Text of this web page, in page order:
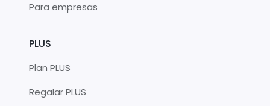
Para empresas
PLUS
Plan PLUS
Regalar PLUS